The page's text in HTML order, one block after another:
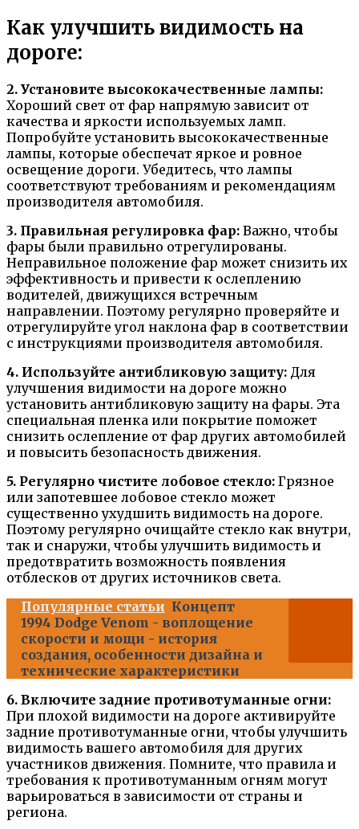
Как улучшить видимость на
дороге:
2. Установите высококачественные лампы:
Хороший свет от фар напрямую зависит от
качества и яркости используемых ламп.
Попробуйте установить высококачественные
лампы, которые обеспечат яркое и ровное
освещение дороги. Убедитесь, что лампы
соответствуют требованиям и рекомендациям
производителя автомобиля.
3. Правильная регулировка фар: Важно, чтобы
фары были правильно отрегулированы.
Неправильное положение фар может снизить их
эффективность и привести к ослеплению
водителей, движущихся встречным
направлении. Поэтому регулярно проверяйте и
отрегулируйте угол наклона фар в соответствии
с инструкциями производителя автомобиля.
4. Используйте антибликовую защиту: Для
улучшения видимости на дороге можно
установить антибликовую защиту на фары. Эта
специальная пленка или покрытие поможет
снизить ослепление от фар других автомобилей
и повысить безопасность движения.
5. Регулярно чистите лобовое стекло: Грязное
или запотевшее лобовое стекло может
существенно ухудшить видимость на дороге.
Поэтому регулярно очищайте стекло как внутри,
так и снаружи, чтобы улучшить видимость и
предотвратить возможность появления
отблесков от других источников света.
Популярные статьи Концепт
1994 Dodge Venom - воплощение
скорости и мощи - история
создания, особенности дизайна и
технические характеристики
6. Включите задние противотуманные огни:
При плохой видимости на дороге активируйте
задние противотуманные огни, чтобы улучшить
видимость вашего автомобиля для других
участников движения. Помните, что правила и
требования к противотуманным огням могут
варьироваться в зависимости от страны и
региона.